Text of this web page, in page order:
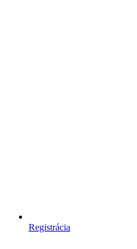
Registrácia